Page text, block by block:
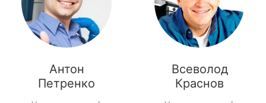
Антон
Петренко
Всеволод
Краснов